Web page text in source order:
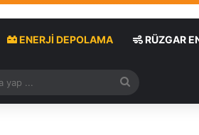
ENERJI DEPOLAMA RÜZGAR
değiştir
yap